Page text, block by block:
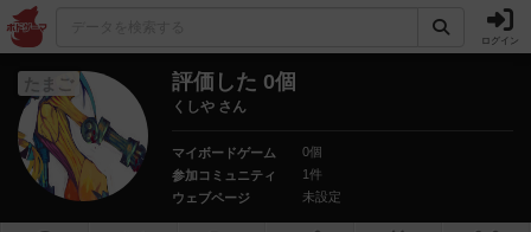
ログイン
たまご 評価した 0個
くしや さん
マイボードゲーム
0個
参加コミュニティ
1件
ウェブページ
未設定